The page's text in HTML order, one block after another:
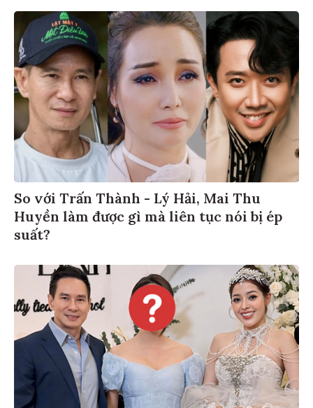
So với Trấn Thành - Lý Hải, Mai Thu
Huyền làm được gì mà liên tục nói bị ép
suất?